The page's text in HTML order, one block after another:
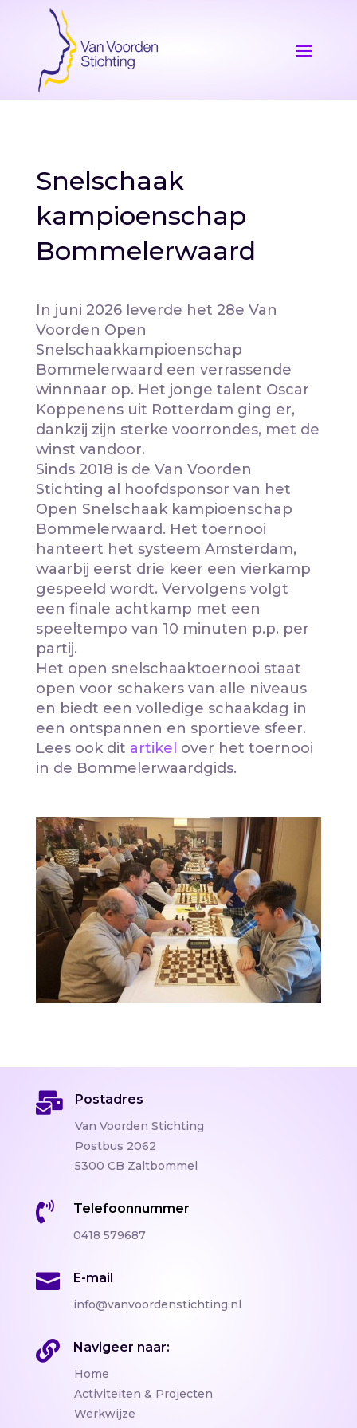
Snelschaak
kampioenschap
Bommelerwaard
In juni 2026 leverde het 28e Van
Voorden Open
Snelschaakkampioenschap
Bommelerwaard een verrassende
winnnaar op. Het jonge talent Oscar
Koppenens uit Rotterdam ging er,
dankzij zijn sterke voorrondes, met de
winst vandoor.
Sinds 2018 is de Van Voorden
Stichting al hoofdsponsor van het
Open Snelschaak kampioenschap
Bommelerwaard. Het toernooi
hanteert het systeem Amsterdam,
waarbij eerst drie keer een vierkamp
gespeeld wordt. Vervolgens volgt
een finale achtkamp met een
speeltempo van 10 minuten p.p. per
partij.
Het open snelschaaktoernooi staat
open voor schakers van alle niveaus
en biedt een volledige schaakdag in
een ontspannen en sportieve sfeer.
Lees ook dit artikel over het toernooi
in de Bommelerwaardgids.
 Postadres
Van Voorden Stichting
Postbus 2062
5300 CB Zaltbommel
 Telefoonnummer
0418 579687
 E-mail
info@vanvoordenstichting.nl
 Navigeer naar:
Home
Activiteiten & Projecten
Werkwijze